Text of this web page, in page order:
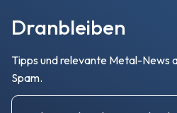
Dranbleiben
Tipps und relevante Metal-News
Spam.